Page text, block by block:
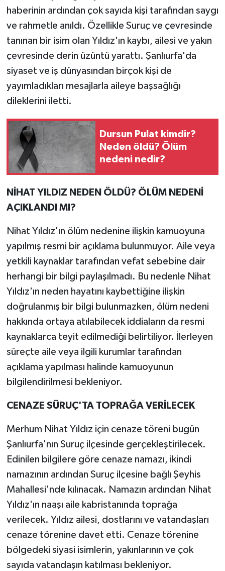
haberinin ardından çok sayıda kişi tarafından saygı
ve rahmetle anıldı. Özellikle Suruç ve çevresinde
tanınan bir isim olan Yıldız'ın kaybı, ailesi ve yakın
çevresinde derin üzüntü yarattı. Şanlıurfa'da
siyaset ve iş dünyasından birçok kişi de
yayımladıkları mesajlarla aileye başsağlığı
dileklerini iletti.
Dursun Pulat kimdir?
Neden öldü? Ölüm
nedeni nedir?
NİHAT YILDIZ NEDEN ÖLDÜ? ÖLÜM NEDENİ
AÇIKLANDI MI?
Nihat Yıldız'ın ölüm nedenine ilişkin kamuoyuna
yapılmış resmi bir açıklama bulunmuyor. Aile veya
yetkili kaynaklar tarafından vefat sebebine dair
herhangi bir bilgi paylaşılmadı. Bu nedenle Nihat
Yıldız'ın neden hayatını kaybettiğine ilişkin
doğrulanmış bir bilgi bulunmazken, ölüm nedeni
hakkında ortaya atılabilecek iddiaların da resmi
kaynaklarca teyit edilmediği belirtiliyor. İlerleyen
süreçte aile veya ilgili kurumlar tarafından
açıklama yapılması halinde kamuoyunun
bilgilendirilmesi bekleniyor.
CENAZE SÜRUÇ'TA TOPRAĞA VERİLECEK
Merhum Nihat Yıldız için cenaze töreni bugün
Şanlıurfa'nın Suruç ilçesinde gerçekleştirilecek.
Edinilen bilgilere göre cenaze namazı, ikindi
namazının ardından Suruç ilçesine bağlı Şeyhis
Mahallesi'nde kılınacak. Namazın ardından Nihat
Yıldız'ın naaşı aile kabristanında toprağa
verilecek. Yıldız ailesi, dostlarını ve vatandaşları
cenaze törenine davet etti. Cenaze törenine
bölgedeki siyasi isimlerin, yakınlarının ve çok
sayıda vatandaşın katılması bekleniyor.